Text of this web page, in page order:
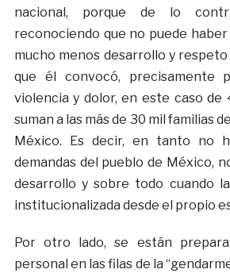
nacional, porque de lo
reconociendo que no puede haber
mucho menos desarrollo y
que él convocó, precisamente
violencia y dolor, en este caso de
suman a las más de 30 mil familias
México. Es decir, en tanto no
demandas del pueblo de México,
desarrollo y sobre todo cuando
institucionalizada desde el propio
Por otro lado, se están
personal en las filas de la